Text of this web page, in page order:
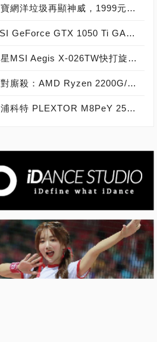
淘寶網洋垃圾再顯神威，1999元買到8核心16執行緒Xeon E5-2670神器級處理器！
MSI GeForce GTX 1050 Ti GAMING X 4G實測開箱，中階電競顯示卡中的玩家精品！
微星MSI Aegis X-026TW快打旋風V同梱版實測開箱，VR電競桌機的頂尖之作！
捉對廝殺：AMD Ryzen 2200G/2400G VS Intel Core i3-8100/i5-8400
「浦科特 PLEXTOR M8PeY 256GB、512GB、1TB」實測開箱，玩家級NVMe型PCIe 3.0 x4 SSD效能實測大作戰！